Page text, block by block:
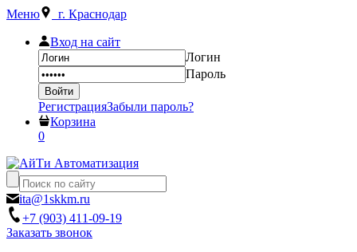
Меню г. Краснодар
Вход на сайт
Логин
Пароль
РегистрацияЗабыли пароль?
Корзина
0
ita@1skkm.ru
+7 (903) 411-09-19
Заказать звонок